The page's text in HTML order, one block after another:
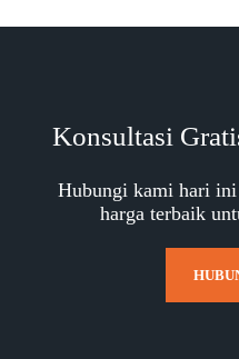
Konsultasi
Hubungi kami hari ini
harga terbaik